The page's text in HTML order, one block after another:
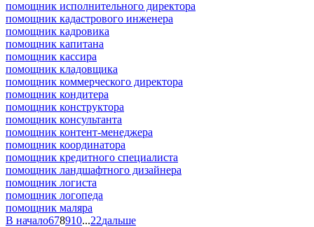
помощник исполнительного директора
помощник кадастрового инженера
помощник кадровика
помощник капитана
помощник кассира
помощник кладовщика
помощник коммерческого директора
помощник кондитера
помощник конструктора
помощник консультанта
помощник контент-менеджера
помощник координатора
помощник кредитного специалиста
помощник ландшафтного дизайнера
помощник логиста
помощник логопеда
помощник маляра
В начало678910...22дальше